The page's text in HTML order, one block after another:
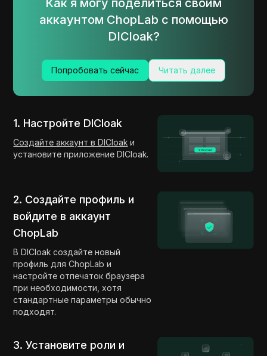
Как я могу поделиться своим
аккаунтом ChopLab с помощью
DICloak?
Попробовать сейчас Читать далее
1. Настройте DICloak
Создайте аккаунт в DICloak и
установите приложение DICloak.
2. Создайте профиль и
войдите в аккаунт
ChopLab
В DICloak создайте новый
профиль для ChopLab и
настройте отпечаток браузера
при необходимости, хотя
стандартные параметры обычно
подходят.
3. Установите роли и